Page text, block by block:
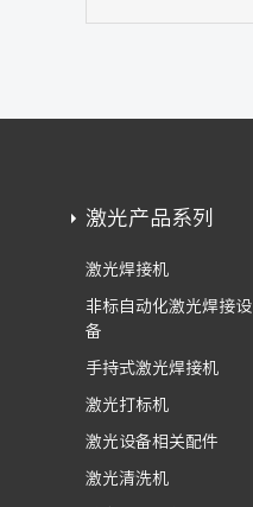
激光产品系列
激光焊接机
非标自动化激光焊接设
备
手持式激光焊接机
激光打标机
激光设备相关配件
激光清洗机